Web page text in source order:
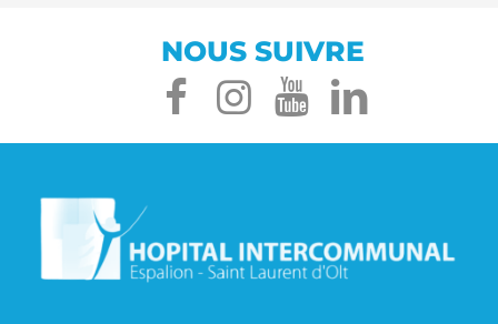
NOUS SUIVRE
facebook
instagram
youtube